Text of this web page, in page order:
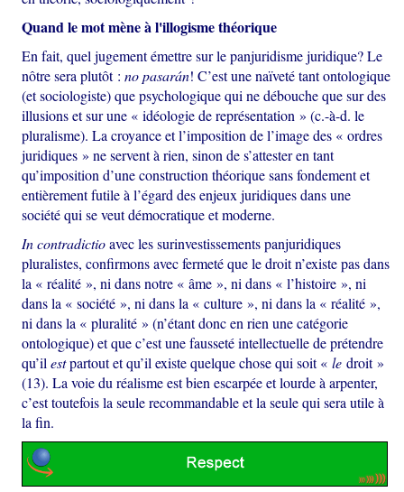
Quand le mot mène à l'illogisme théorique
En fait, quel jugement émettre sur le panjuridisme juridique? Le
nôtre sera plutôt :no pasarán! C’est une naïveté tant ontologique
(et sociologiste) que psychologique qui ne débouche que sur des
illusions et sur une « idéologie de représentation » (c.-à-d. le
pluralisme). La croyance et l’imposition de l’image des « ordres
juridiques » ne servent à rien, sinon de s’attester en tant
qu’imposition d’une construction théorique sans fondement et
entièrement futile à l’égard des enjeux juridiques dans une
société qui se veut démocratique et moderne.
In contradictioavec les surinvestissements panjuridiques
pluralistes, confirmons avec fermeté que le droit n’existe pas dans
la « réalité », ni dans notre « âme », ni dans « l’histoire », ni
dans la « société », ni dans la « culture », ni dans la « réalité »,
ni dans la « pluralité » (n’étant donc en rien une catégorie
ontologique) et que c’est une fausseté intellectuelle de prétendre
qu’ilestpartout et qu’il existe quelque chose qui soit «ledroit »
(13). La voie du réalisme est bien escarpée et lourde à arpenter,
c’est toutefois la seule recommandable et la seule qui sera utile à
la fin.